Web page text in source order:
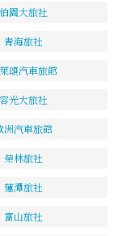
伯園大旅社
青海旅社
頌汽車旅館
容光大旅社
洲汽車旅館
榮林旅社
蓮潭旅社
富山旅社